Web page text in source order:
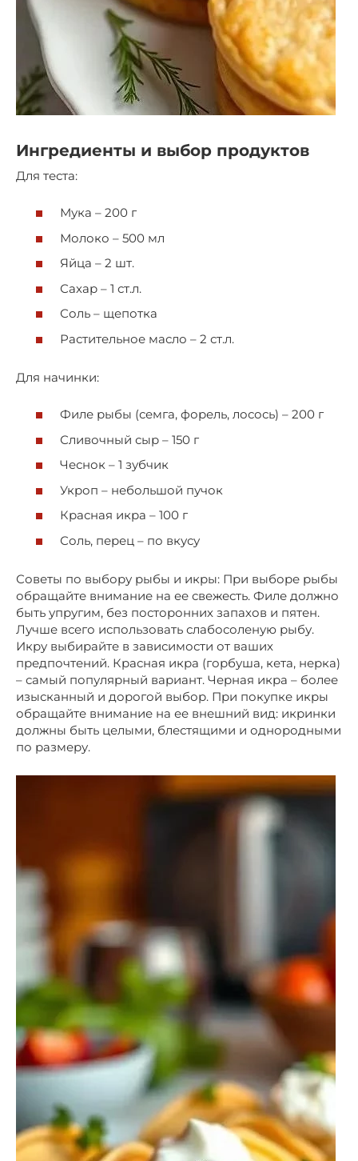
Ингредиенты и выбор продуктов
Для теста:
Мука – 200 г
Молоко – 500 мл
Яйца – 2 шт.
Сахар – 1 ст.л.
Соль – щепотка
Растительное масло – 2 ст.л.
Для начинки:
Филе рыбы (семга, форель, лосось) – 200 г
Сливочный сыр – 150 г
Чеснок – 1 зубчик
Укроп – небольшой пучок
Красная икра – 100 г
Соль, перец – по вкусу
Советы по выбору рыбы и икры: При выборе рыбы
обращайте внимание на ее свежесть. Филе должно
быть упругим, без посторонних запахов и пятен.
Лучше всего использовать слабосоленую рыбу.
Икру выбирайте в зависимости от ваших
предпочтений. Красная икра (горбуша, кета, нерка)
– самый популярный вариант. Черная икра – более
изысканный и дорогой выбор. При покупке икры
обращайте внимание на ее внешний вид: икринки
должны быть целыми, блестящими и однородными
по размеру.